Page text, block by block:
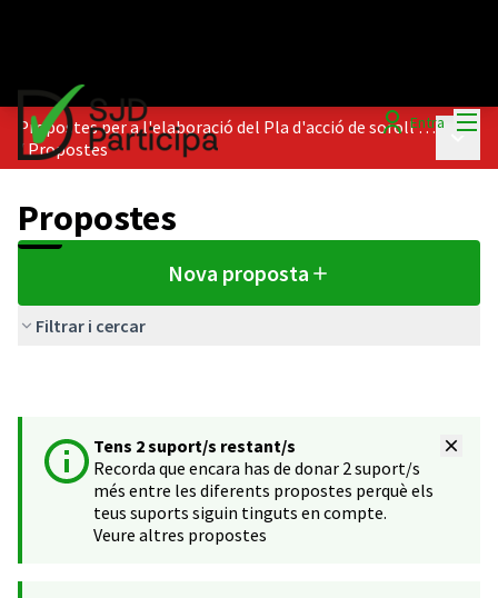
Entra
Propostes per a l'elaboració del Pla d'acció de soroll fase 4 de l'aglomeració Baix Llobregat I
/Propostes
Propostes
Nova proposta
Filtrar i cercar
Tens 2 suport/s restant/s
Recorda que encara has de donar 2 suport/s
més entre les diferents propostes perquè els
teus suports siguin tinguts en compte.
Veure altres propostes